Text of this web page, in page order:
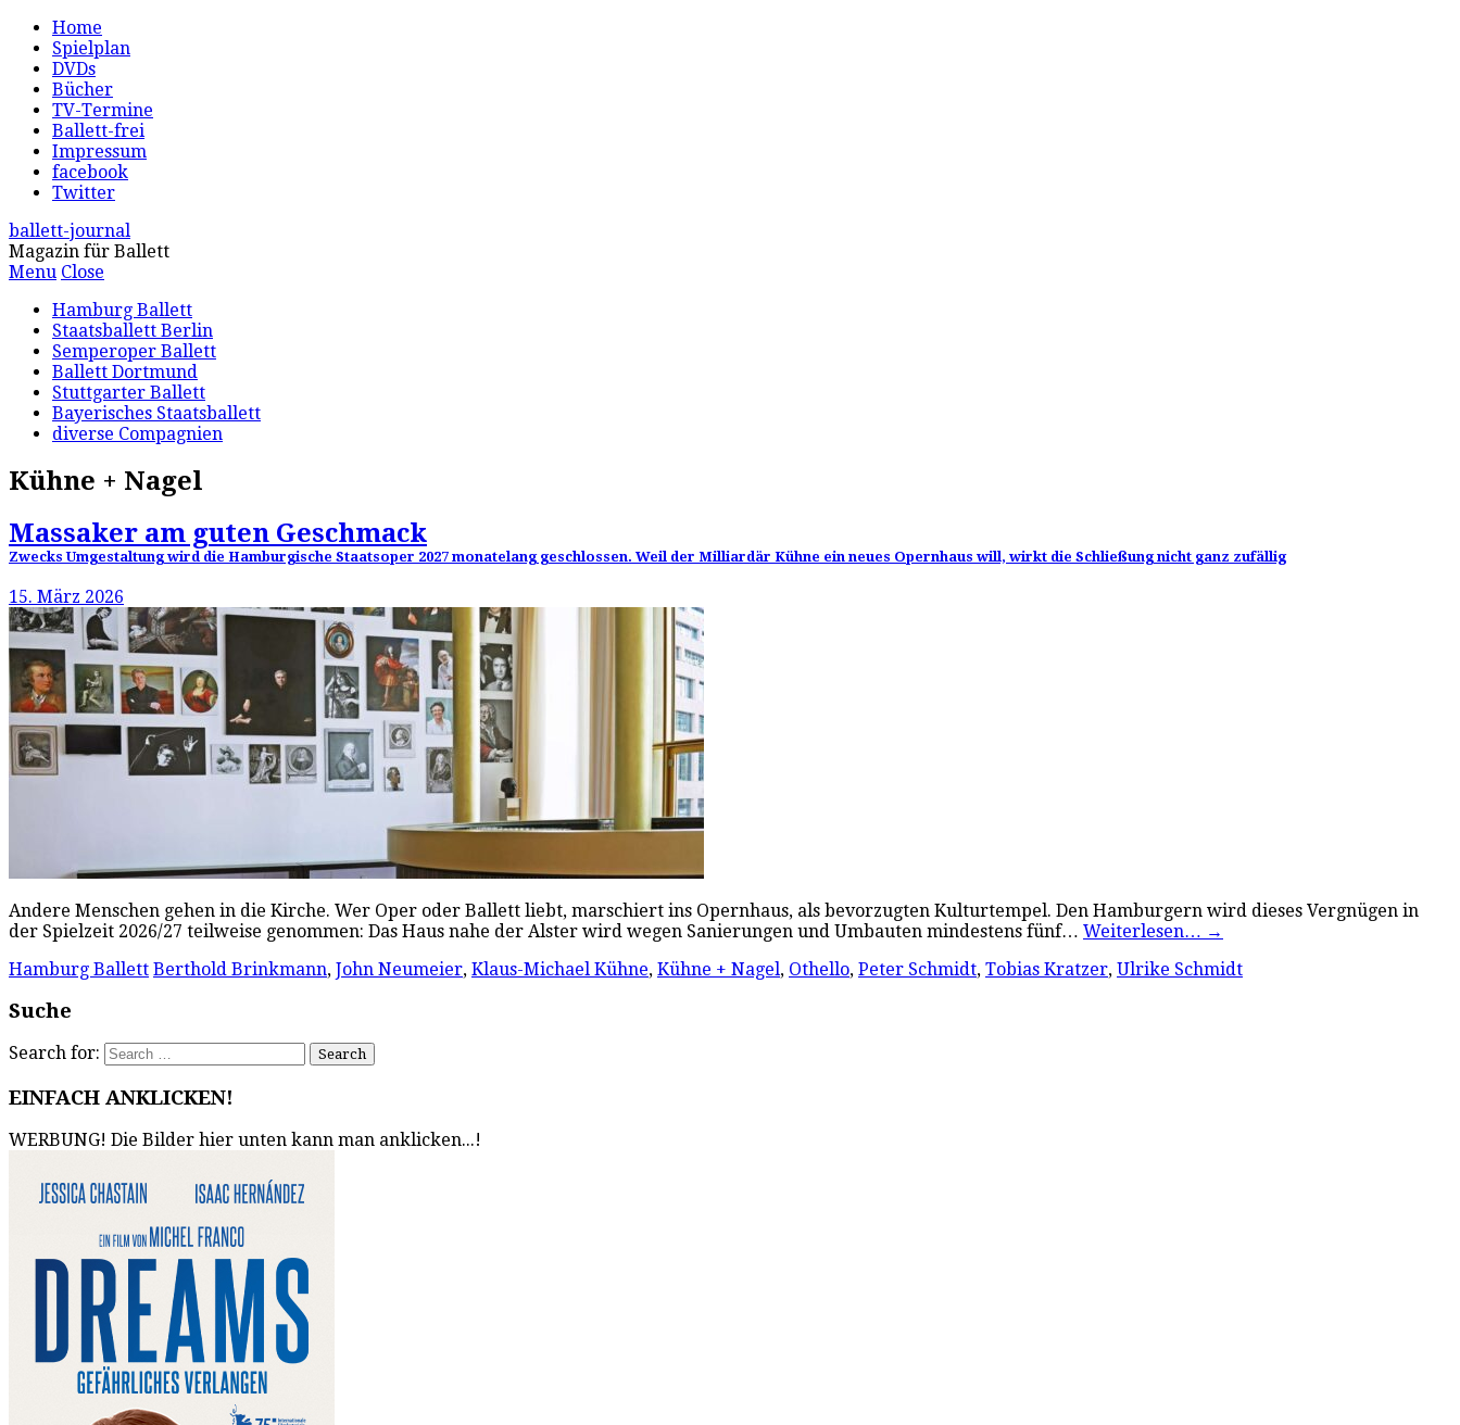
Home
Spielplan
DVDs
Bücher
TV-Termine
Ballett-frei
Impressum
facebook
Twitter
ballett-journal
Magazin für Ballett
Menu Close
Hamburg Ballett
Staatsballett Berlin
Semperoper Ballett
Ballett Dortmund
Stuttgarter Ballett
Bayerisches Staatsballett
diverse Compagnien
Kühne + Nagel
Massaker am guten Geschmack
Zwecks Umgestaltung wird die Hamburgische Staatsoper 2027 monatelang geschlossen. Weil der Milliardär Kühne ein neues Opernhaus will, wirkt die Schließung nicht ganz zufällig
15. März 2026
Andere Menschen gehen in die Kirche. Wer Oper oder Ballett liebt, marschiert ins Opernhaus, als bevorzugten Kulturtempel. Den Hamburgern wird dieses Vergnügen in
der Spielzeit 2026/27 teilweise genommen: Das Haus nahe der Alster wird wegen Sanierungen und Umbauten mindestens fünf… Weiterlesen… →
Hamburg Ballett Berthold Brinkmann, John Neumeier, Klaus-Michael Kühne, Kühne + Nagel, Othello, Peter Schmidt, Tobias Kratzer, Ulrike Schmidt
Suche
Search for:
EINFACH ANKLICKEN!
WERBUNG! Die Bilder hier unten kann man anklicken...!